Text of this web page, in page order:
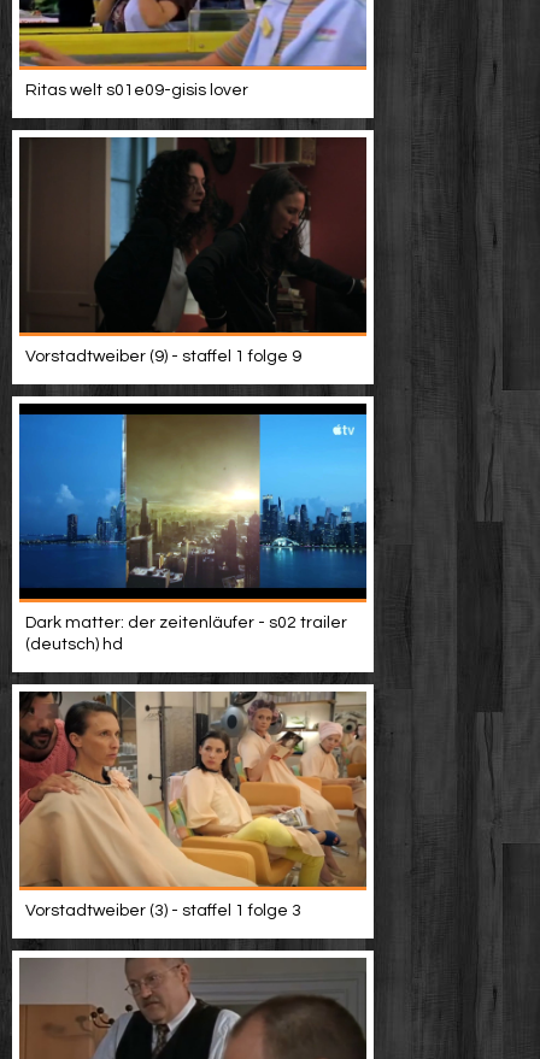
Ritas welt s01e09-gisis lover
Vorstadtweiber (9) - staffel 1 folge 9
Dark matter: der zeitenläufer - s02 trailer
(deutsch) hd
Vorstadtweiber (3) - staffel 1 folge 3